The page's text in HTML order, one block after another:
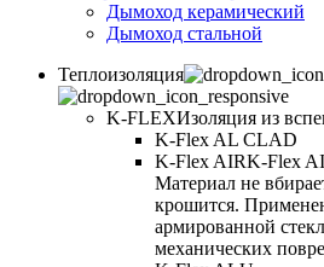
Дымоход керамический
Дымоход стальной
Теплоизоляция
K-FLEXИзоляция из
K-Flex AL CLAD
K-Flex AIRK-Flex
Материал не
крошится.
армированной
механических